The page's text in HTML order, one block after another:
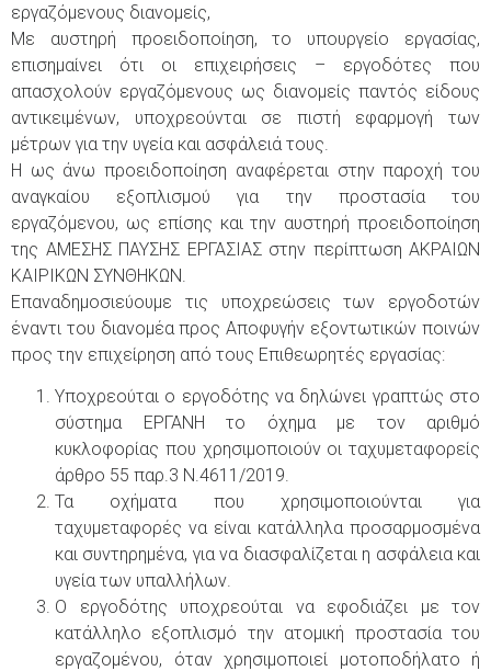
εργαζόμενους διανομείς,
Με αυστηρή προειδοποίηση, το υπουργείο εργασίας,
επισημαίνει ότι οι επιχειρήσεις – εργοδότες που
απασχολούν εργαζόμενους ως διανομείς παντός είδους
αντικειμένων, υποχρεούνται σε πιστή εφαρμογή των
μέτρων για την υγεία και ασφάλειά τους.
Η ως άνω προειδοποίηση αναφέρεται στην παροχή του
αναγκαίου εξοπλισμού για την προστασία του
εργαζόμενου, ως επίσης και την αυστηρή προειδοποίηση
της ΑΜΕΣΗΣ ΠΑΥΣΗΣ ΕΡΓΑΣΙΑΣ στην περίπτωση ΑΚΡΑΙΩΝ
ΚΑΙΡΙΚΩΝ ΣΥΝΘΗΚΩΝ.
Επαναδημοσιεύουμε τις υποχρεώσεις των εργοδοτών
έναντι του διανομέα προς Αποφυγήν εξοντωτικών ποινών
προς την επιχείρηση από τους Επιθεωρητές εργασίας:
Υποχρεούται ο εργοδότης να δηλώνει γραπτώς στο
σύστημα ΕΡΓΑΝΗ το όχημα με τον αριθμό
κυκλοφορίας που χρησιμοποιούν οι ταχυμεταφορείς
άρθρο 55 παρ.3 Ν.4611/2019.
Τα οχήματα που χρησιμοποιούνται για
ταχυμεταφορές να είναι κατάλληλα προσαρμοσμένα
και συντηρημένα, για να διασφαλίζεται η ασφάλεια και
υγεία των υπαλλήλων.
Ο εργοδότης υποχρεούται να εφοδιάζει με τον
κατάλληλο εξοπλισμό την ατομική προστασία του
εργαζομένου, όταν χρησιμοποιεί μοτοποδήλατο ή